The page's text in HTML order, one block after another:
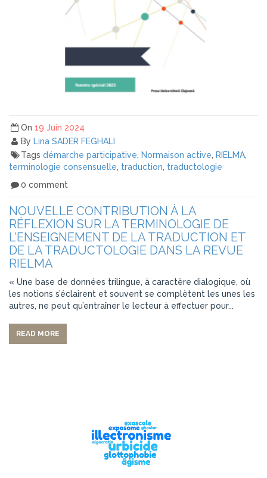
On 19 Juin 2024
By Lina SADER FEGHALI
Tags démarche participative, Normaison active, RIELMA,
terminologie consensuelle, traduction, traductologie
0 comment
NOUVELLE CONTRIBUTION À LA
RÉFLEXION SUR LA TERMINOLOGIE DE
L’ENSEIGNEMENT DE LA TRADUCTION ET
DE LA TRADUCTOLOGIE DANS LA REVUE
RIELMA
« Une base de données trilingue, à caractère dialogique, où
les notions s’éclairent et souvent se complètent les unes les
autres, ne peut qu’entraîner le lecteur à effectuer pour...
READ MORE